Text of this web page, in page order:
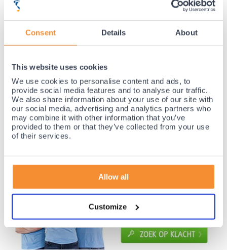
Consent Details About
This website uses cookies
We use cookies to personalise content and ads, to
provide social media features and to analyse our traffic.
We also share information about your use of our site with
our social media, advertising and analytics partners who
may combine it with other information that you’ve
provided to them or that they’ve collected from your use
of their services.
Allow all
Customize
35 jaar medische ervaring!
Gratis verzending vanaf €50,-
Voor 21:30 besteld, morgen thuis!
Gratis retourneren en 14 dagen uitproberen!
Achteraf betalen mogelijk! Nergens goedkoper!